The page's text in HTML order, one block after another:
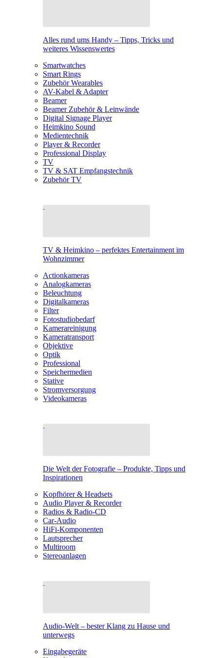
Alles rund ums Handy – Tipps, Tricks und
weiteres Wissenswertes
Smartwatches
Smart Rings
Zubehör Wearables
AV-Kabel & Adapter
Beamer
Beamer Zubehör & Leinwände
Digital Signage Player
Heimkino Sound
Medientechnik
Player & Recorder
Professional Display
TV
TV & SAT Empfangstechnik
Zubehör TV
TV & Heimkino – perfektes Entertainment im
Wohnzimmer
Actionkameras
Analogkameras
Beleuchtung
Digitalkameras
Filter
Fotostudiobedarf
Kamerareinigung
Kameratransport
Objektive
Optik
Professional
Speichermedien
Stative
Stromversorgung
Videokameras
Die Welt der Fotografie – Produkte, Tipps und
Inspirationen
Kopfhörer & Headsets
Audio Player & Recorder
Radios & Radio-CD
Car-Audio
HiFi-Komponenten
Lautsprecher
Multiroom
Stereoanlagen
Audio-Welt – bester Klang zu Hause und
unterwegs
Eingabegeräte